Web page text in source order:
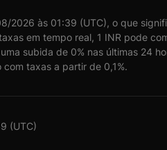
2026 às 01:39 (UTC), o que
em tempo real, 1 INR pode
subida de 0% nas últimas 24
taxas a partir de 0,1%.
(UTC)